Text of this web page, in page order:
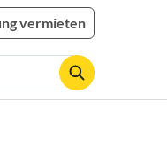
vermieten